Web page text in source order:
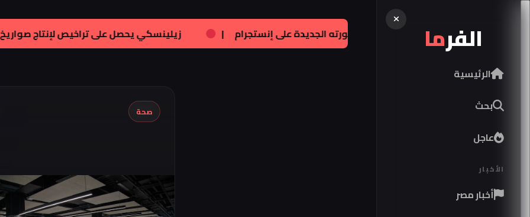
الفرما
الرئيسية
بحث
عاجل
الأخبار
أخبار مصر
إقتصاد: مواصفات كوبرا فورمينتور 2026 في مصر | فنون:تامر هجرس يشارك بصورته الجديدة على إنستجرام|
صحة